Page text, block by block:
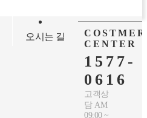
오시는 길
COSTMER
CENTER
1577-
0616
고객상
담 AM
09:00 ~